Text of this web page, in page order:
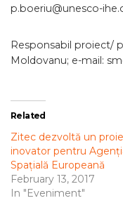
p.boeriu@unesco-
Responsabil proiect/
Moldovanu; e-mail:
Related
Zitec dezvoltă un
inovator pentru
Spațială Europeană
February 13, 2017
In "Eveniment"